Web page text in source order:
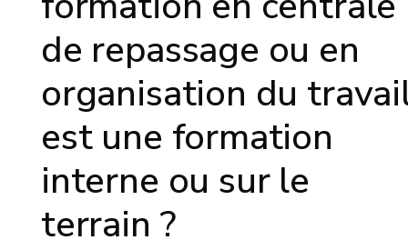
de repassage ou en
organisation du
est une formation
interne ou sur le
terrain ?